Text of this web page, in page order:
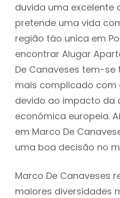
duvida uma excelente
pretende uma vida
região táo unica em
encontrar Alugar
De Canaveses tem-
mais complicado
devido ao impacto da
económica europeia.
em Marco De
uma boa decisão no
Marco De Canaveses
maiores diversidades